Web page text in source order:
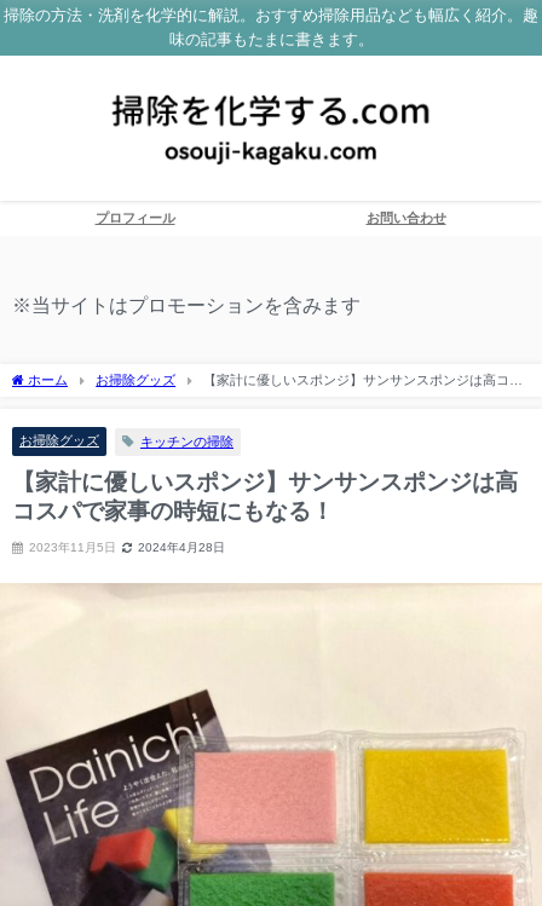
掃除の方法・洗剤を化学的に解説。おすすめ掃除用品なども幅広く紹介。趣
味の記事もたまに書きます。
プロフィール お問い合わせ
※当サイトはプロモーションを含みます
ホーム お掃除グッズ
【家計に優しいスポンジ】サンサンスポンジは高コス
お掃除グッズ キッチンの掃除
【家計に優しいスポンジ】サンサンスポンジは高
コスパで家事の時短にもなる！
2023年11月5日 2024年4月28日